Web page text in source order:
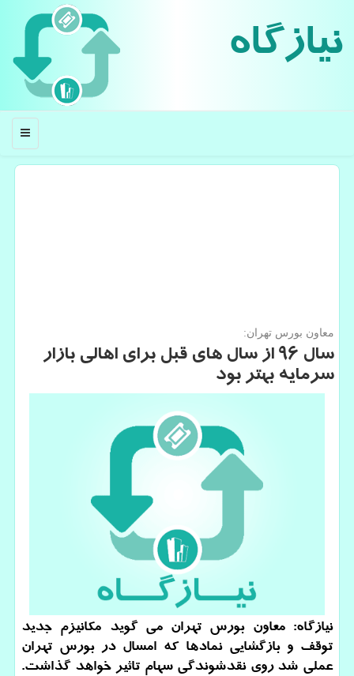
نیازگاه
منو
معاون بورس تهران:
سال ۹۶ از سال های قبل برای اهالی بازار
سرمایه بهتر بود
نیازگاه: معاون بورس تهران می گوید مكانیزم جدید
توقف و بازگشایی نمادها كه امسال در بورس تهران
عملی شد روی نقدشوندگی سهام تاثیر خواهد گذاشت.